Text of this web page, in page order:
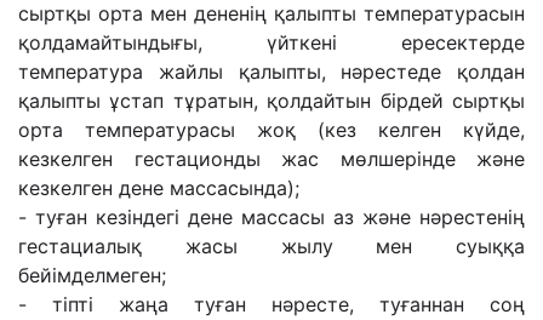
сыртқы орта мен дененің қалыпты температурасын
қолдамайтындығы, үйткені ересектерде
температура жайлы қалыпты, нəрестеде қолдан
қалыпты ұстап тұратын, қолдайтын бірдей сыртқы
орта температурасы жоқ (кез келген күйде,
кезкелген гестационды жас мөлшерінде жəне
кезкелген дене массасында);
- туған кезіндегі дене массасы аз жəне нəрестенің
гестациалық жасы жылу мен суыққа
бейімделмеген;
- тіпті жаңа туған нəресте, туғаннан соң